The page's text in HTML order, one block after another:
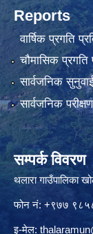
Reports
वार्षिक प्रगति
चौमासिक प्रगति
सार्वजनिक
सार्वजनिक परीक्षण
सम्पर्क विवरण
थलारा गाउँपालिका
फोन नं: +९७७
इ-मेल: